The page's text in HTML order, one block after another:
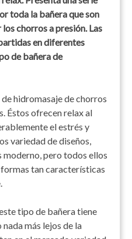
toda la bañera que son
chorros a presión. Las
en diferentes
de bañera de
hidromasaje de chorros
Éstos ofrecen relax al
el estrés y
variedad de diseños,
moderno, pero todos ellos
tan características
tipo de bañera tiene
más lejos de la